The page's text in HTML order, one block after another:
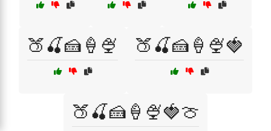
🍑🍒🍰🍦🍨 🍑🍒🍰🍦🍨🍓
🍑🍒🍰🍦🍨🍓🍈